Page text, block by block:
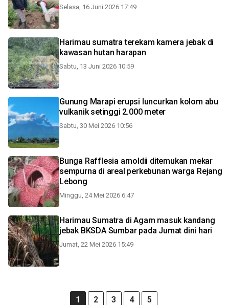
Selasa, 16 Juni 2026 17:49
Harimau sumatra terekam kamera jebak di
kawasan hutan harapan
Sabtu, 13 Juni 2026 10:59
Gunung Marapi erupsi luncurkan kolom abu
vulkanik setinggi 2.000 meter
Sabtu, 30 Mei 2026 10:56
Bunga Rafflesia arnoldii ditemukan mekar
sempurna di areal perkebunan warga Rejang
Lebong
Minggu, 24 Mei 2026 6:47
Harimau Sumatra di Agam masuk kandang
jebak BKSDA Sumbar pada Jumat dini hari
Jumat, 22 Mei 2026 15:49
1 2 3 4 5